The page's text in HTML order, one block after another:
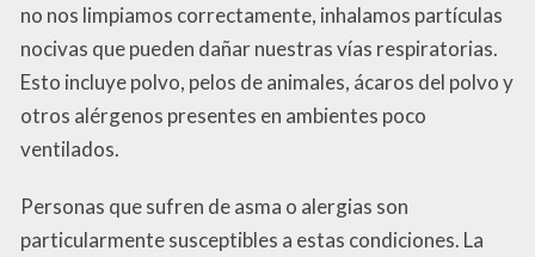
no nos limpiamos correctamente, inhalamos partículas
nocivas que pueden dañar nuestras vías respiratorias.
Esto incluye polvo, pelos de animales, ácaros del polvo y
otros alérgenos presentes en ambientes poco
ventilados.
Personas que sufren de asma o alergias son
particularmente susceptibles a estas condiciones. La